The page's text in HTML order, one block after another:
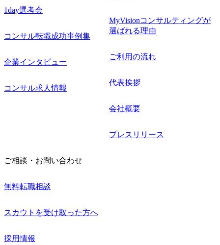
1day選考会
コンサル転職成功事例集
企業インタビュー
コンサル求人情報
MyVisionコンサルティングが
選ばれる理由
ご利用の流れ
代表挨拶
会社概要
プレスリリース
ご相談・お問い合わせ
無料転職相談
スカウトを受け取った方へ
採用情報